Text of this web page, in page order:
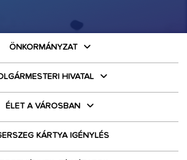
ÖNKORMÁNYZAT
HIVATAL
ÉLET A VÁROSBAN
KÁRTYA IGÉNYLÉS